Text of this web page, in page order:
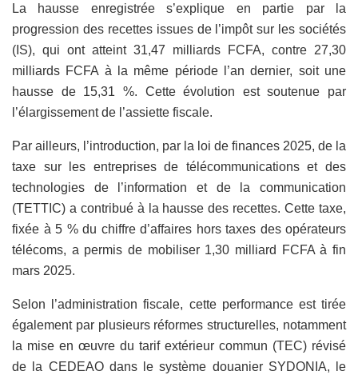
La hausse enregistrée s’explique en partie par la
progression des recettes issues de l’impôt sur les sociétés
(IS), qui ont atteint 31,47 milliards FCFA, contre 27,30
milliards FCFA à la même période l’an dernier, soit une
hausse de 15,31 %. Cette évolution est soutenue par
l’élargissement de l’assiette fiscale.
Par ailleurs, l’introduction, par la loi de finances 2025, de la
taxe sur les entreprises de télécommunications et des
technologies de l’information et de la communication
(TETTIC) a contribué à la hausse des recettes. Cette taxe,
fixée à 5 % du chiffre d’affaires hors taxes des opérateurs
télécoms, a permis de mobiliser 1,30 milliard FCFA à fin
mars 2025.
Selon l’administration fiscale, cette performance est tirée
également par plusieurs réformes structurelles, notamment
la mise en œuvre du tarif extérieur commun (TEC) révisé
de la CEDEAO dans le système douanier SYDONIA, le